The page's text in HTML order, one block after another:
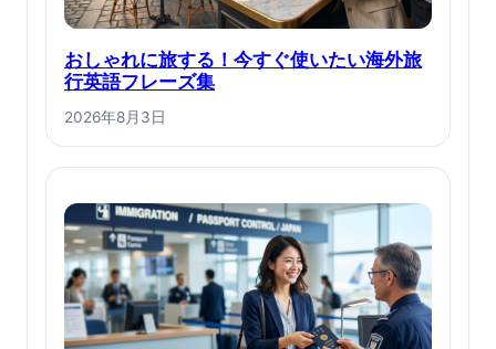
おしゃれに旅する！今すぐ使いたい海外旅
行英語フレーズ集
2026年8月3日